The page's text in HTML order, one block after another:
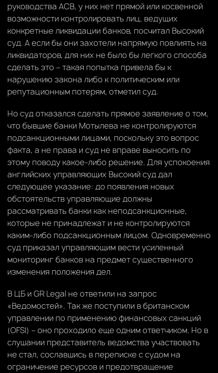
руководства АСВ, у них нет прямой или косвенной
возможности контролировать лиц, ведущих
конкретные ликвидации банков, посчитал Высокий
суд. А если бы они захотели напрямую повлиять на
ликвидаторов, для них не было бы легкого способа
сделать это – такая попытка привела бы к
нарушению закона либо к политическим или
репутационным потерям, отметил суд.
Но суд отказался сделать прямое заявление о том,
что бывшие банки Мотылева не контролируются
подсанкционными лицами, поскольку это вопрос
факта, а не права и суд не вправе выносить по
этому поводу какое-либо решение. Для успокоения
английских управляющих Высокий суд дал
следующее указание: до появления новых
обстоятельств управляющие должны
рассматривать банки как неподсанкционные,
которые не принадлежат и не контролируются
каким-либо подсанкционным лицом. Одновременно
суд приказал управляющим вести усиленный
мониторинг банков на предмет существенного
изменения положения дел.
В ЦБ и GR Legal не ответили на запрос
«Ведомостей». Так же поступили в британском
управлении по применению финансовых санкций
(OFSI) – оно проходило еще одним ответчиком. Но в
слушании представитель ведомства участвовать
не стал, сославшись в переписке с судом на
ограничение ресурсов и предотвращение